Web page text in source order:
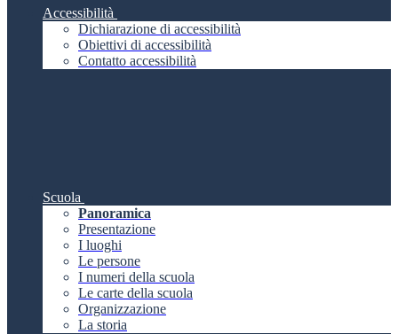
Accessibilità
Dichiarazione di accessibilità
Obiettivi di accessibilità
Contatto accessibilità
Scuola
Panoramica
Presentazione
I luoghi
Le persone
I numeri della scuola
Le carte della scuola
Organizzazione
La storia